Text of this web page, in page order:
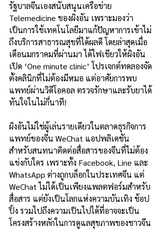
รัฐบาลจีนเองสนับสนุนเครือข่าย
Telemedicine ของผิงอัน เพราะมองว่า
เป็นการใช้เทคโนโลยีมาแก้ปัญหาการเข้าไม่
ถึงบริการสาธารณสุขที่ได้ผลดี โดยล่าสุดเมื่อ
เดือนมกราคมที่ผ่านมา ได้ไฟเขียวให้ผิงอัน
เปิด ‘One minute clinic’ โปรเจกต์ทดลองจัด
ตั้งคลินิกที่ไม่ต้องมีหมอ แต่อาศัยการพบ
แพทย์ผ่านวิดีโอคอล ตรวจรักษาและรับยาได้
ทันใจในไม่กี่นาที!
ผิงอันไม่ใช่ผู้เล่นรายเดียวในตลาดธุรกิจการ
แพทย์ของจีน WeChat แอปพลิเคชัน
สำหรับสนทนาติดต่อสื่อสารของจีนที่ไม่ต้อง
แข่งกับใคร เพราะทั้ง Facebook, Line และ
WhatsApp ต่างถูกบล็อกในประเทศจีน แต่
WeChat ไม่ได้เป็นเพียงแพลตฟอร์มสำหรับ
สื่อสาร แต่ยังเป็นโลกแห่งความบันเทิง ช้อป
ปิ้ง รวมไปถึงความเป็นไปได้ที่อาจจะเป็น
โครงสร้างหลักในการดูแลสุขภาพของชาวจีน